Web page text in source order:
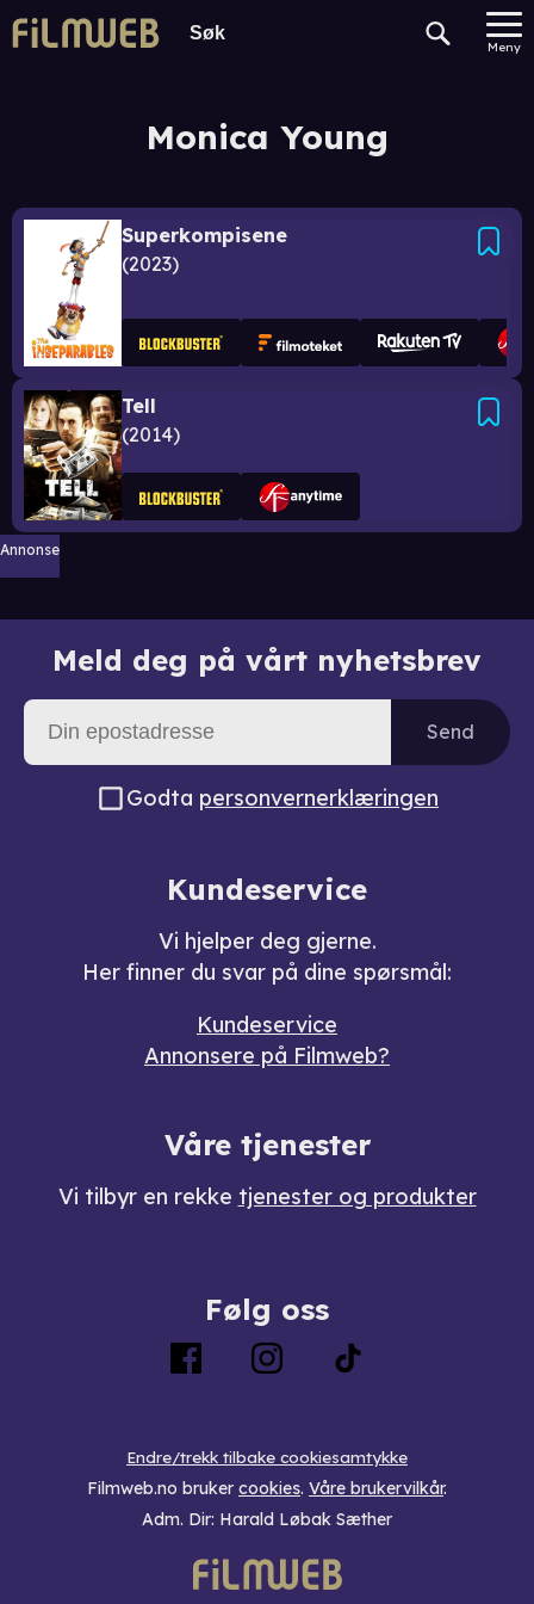
Meny
Monica Young
Superkompisene
2023
Tell
2014
Annonse
Meld deg på vårt nyhetsbrev
Send
Godta personvernerklæringen
Kundeservice
Vi hjelper deg gjerne.
Her finner du svar på dine spørsmål:
Kundeservice
Annonsere på Filmweb?
Våre tjenester
Vi tilbyr en rekke tjenester og produkter
Følg oss
Endre/trekk tilbake cookiesamtykke
Filmweb.no bruker cookies. Våre brukervilkår.
Adm. Dir: Harald Løbak Sæther